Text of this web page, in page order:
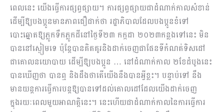
ពេលនេះ យើងធ្វើការផ្សព្វផ្សាយ។ ការផ្សព្វផ្សាយជាដំណាក់កាលសំខាន់
ដើម្បីឱ្យបងប្អូនមានភាពជឿជាក់ថា រដ្ឋាភិបាលដែលបងប្អូនខំទៅ
បោះឆ្នោតឱ្យភ្លូកទឹកភ្លូកដីនៅថ្ងៃទី​២៣ កក្កដា ២០២៣កន្លងទៅនេះ មិន
បាននៅស្ងៀមទេ ប៉ុន្តែបានគិតគូរនិងដាក់ចេញជាផែនទីកំណត់ទិសដៅ
ជាគោលនយោបាយ ដើម្បីឱ្យបងប្អូន … នៅដំណាក់កាល ២ខែដំបូងនេះ
បានឃើញថា បានឮ និងដឹងថាតើយើងនឹងបានអ្វីខ្លះ។ បន្ទាប់ទៅ នឹង
មានយន្តការធ្វើការបន្តឱ្យបានទៅដល់គោលដៅដែលយើងដាក់ចេញ
ក្នុងរយៈពេលមួយអាណត្តិនេះ។ នេះហើយជាដំ​ណាក់កាលនៃការធ្វើការ